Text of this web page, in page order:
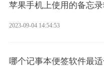
苹果手机上使用的备忘
2023-09-04 14:54:53
哪个记事本便签软件最